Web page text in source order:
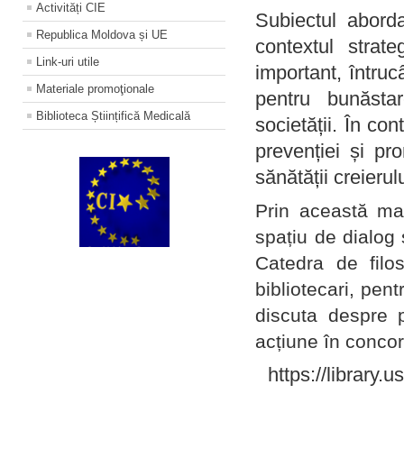
Activități CIE
Republica Moldova și UE
Link-uri utile
Materiale promoţionale
Biblioteca Științifică Medicală
Subiectul
contextul
important,
pentru
societății. În
prevenției și
sănătății
Prin această
spațiu de dialog
Catedra de
bibliotecari,
discuta despre
acțiune în
https://